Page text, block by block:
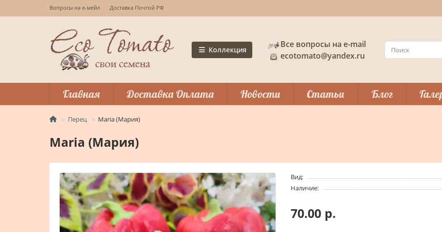
Вопросы на е-мейл Доставка Почтой РФ
Коллекция
Все вопросы на e-mail
ecotomato@yandex.ru
Главная Доставка Оплата Новости Статьи Блог
Перец Maria (Мария)
Maria (Мария)
Вид:
Наличие:
70.00 р.